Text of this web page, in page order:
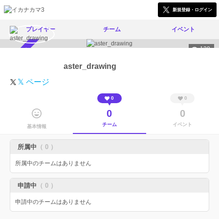
新規登録・ログイン
プレイヤー チーム イベント
138
aster_drawing
𝕏 ページ
基本情報
0
0
チーム
0
0
イベント
所属中 （ 0 ）
所属中のチームはありません
申請中 （ 0 ）
申請中のチームはありません